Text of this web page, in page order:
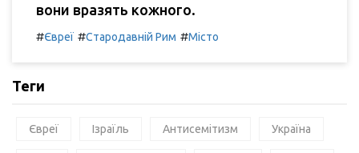
вони вразять кожного.
#Євреї #Стародавній Рим #Місто
Теги
Євреї Ізраїль Антисемітизм Україна